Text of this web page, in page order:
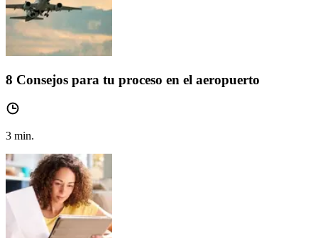
8 Consejos para tu proceso en el aeropuerto
3 min.